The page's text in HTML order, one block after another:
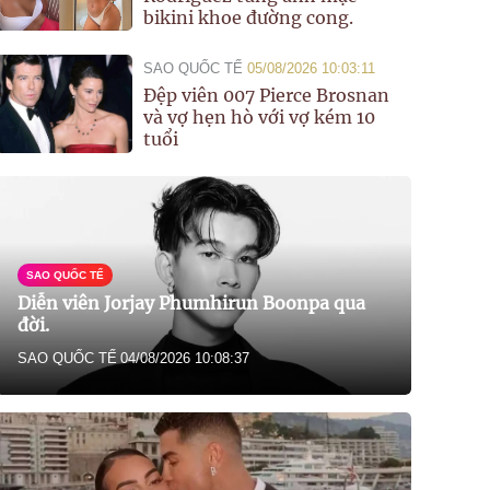
bikini khoe đường cong.
SAO QUỐC TẾ 05/08/2026 10:03:11
Đệp viên 007 Pierce Brosnan
và vợ hẹn hò với vợ kém 10
tuổi
SAO QUỐC TẾ
Diễn viên Jorjay Phumhirun Boonpa qua
đời.
SAO QUỐC TẾ 04/08/2026 10:08:37